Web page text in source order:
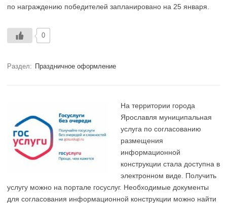
по награждению победителей запланировано на 25 января.
0
Раздел: Праздничное оформление
На территории города
Ярославля муниципальная
услуга по согласованию
размещения
информационной
конструкции стала доступна в
электронном виде. Получить
услугу можно на портале госуслуг. Необходимые документы
для согласования информационной конструкции можно найти